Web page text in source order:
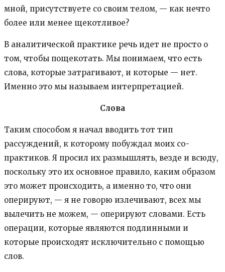
мной, присутствуете со своим телом, — как нечто
более или менее щекотливое?
В аналитической практике речь идет не просто о
том, чтобы пощекотать. Мы понимаем, что есть
слова, которые затрагивают, и которые — нет.
Именно это мы называем интерпретацией.
Слова
Таким способом я начал вводить тот тип
рассуждений, к которому побуждал моих со-
практиков. Я просил их размышлять, везде и всюду,
поскольку это их основное правило, каким образом
это может происходить, а именно то, что они
оперируют, — я не говорю излечивают, всех мы
вылечить не можем, — оперируют словами. Есть
операции, которые являются подлинными и
которые происходят исключительно с помощью
слов.